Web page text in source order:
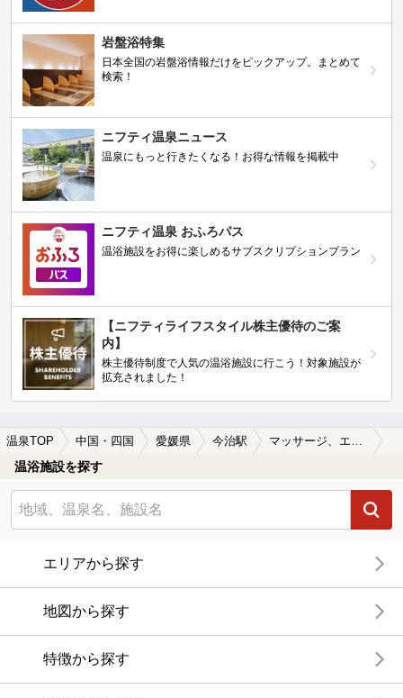
岩盤浴特集
日本全国の岩盤浴情報だけをピックアップ。まとめて
検索！
ニフティ温泉ニュース
温泉にもっと行きたくなる！お得な情報を掲載中
ニフティ温泉 おふろパス
温浴施設をお得に楽しめるサブスクリプションプラン
【ニフティライフスタイル株主優待のご案
内】
株主優待制度で人気の温浴施設に行こう！対象施設が
拡充されました！
温泉TOP 中国・四国 愛媛県 今治駅 マッサージ、エステがある今治駅近くの温泉、日帰り温泉、スーパー銭湯おすすめ
温浴施設を探す
エリアから探す
地図から探す
特徴から探す